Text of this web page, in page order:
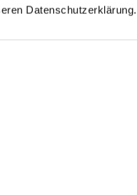
Datenschutzerklärung.
Ansicht: